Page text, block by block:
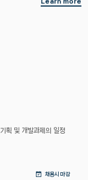
채용시 마감